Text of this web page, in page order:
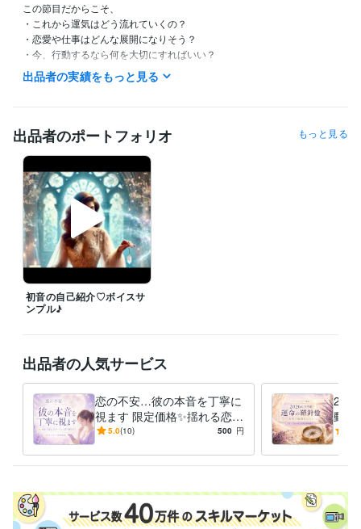
この節目だからこそ、
・これから運気はどう流れていくの？
・恋愛や仕事はどんな展開になりそう？
・今、行動するなら何を大切にすればいい？
七夕の特別なエネルギーを味方につけてらあなたらしい未来への一歩を
✧ 待機・ご相談につきまして
この時間に相談できますか？
待機予定を知りたいです
などございましたら、
お気軽にメッセージくださいね✨
深夜帯は直接お電話いただく方がスムーズです✨
✧ テキスト鑑定は随時受付中 ✧
24時間いつでもご依頼いただけます。
ご返信までお時間をいただく場合もございますが、
いただいたメッセージはすべて大切に拝見しております。安心してお問
い合わせください✨
これまでご縁をいただき、
ココナラプラチナランク12ヶ月連続キープを経験させていただきまし
た。
タロットと心をつなぐ対話の中で、
今のあなたに必要なメッセージを受け取り、
未来へ進むためのヒントを
一緒に見つけていきましょう✨
心よりお待ちしております♡
経験職種
出品者の実績をもっと見る
出品者のポートフォリオ もっと見る
初音の自己紹介♡ボイスサ
ンプル♪
出品者の人気サービス
恋の不安…彼の本音を丁寧に
視ます 限定価格✨揺れる恋心
をカードから潜在意識リーデ
5.0(10) 500 円
動く
愛・